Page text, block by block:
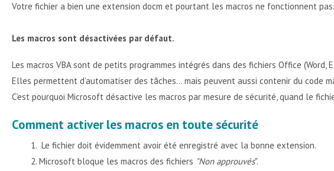
Votre fichier a bien une extension docm et pourtant les macros ne fonctionnent pas.
Les macros sont désactivées par défaut.
Les macros VBA sont de petits programmes intégrés dans des fichiers Office (Word,
Elles permettent d’automatiser des tâches… mais peuvent aussi contenir du code
C’est pourquoi Microsoft désactive les macros par mesure de sécurité, quand le
Comment activer les macros en toute sécurité
Le fichier doit évidemment avoir été enregistré avec la bonne extension.
Microsoft bloque les macros des fichiers "Non approuvés".